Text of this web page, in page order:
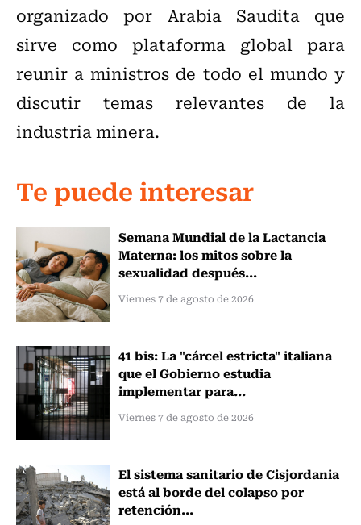
organizado por Arabia Saudita que
sirve como plataforma global para
reunir a ministros de todo el mundo y
discutir temas relevantes de la
industria minera.
Te puede interesar
Semana Mundial de la Lactancia
Materna: los mitos sobre la
sexualidad después...
Viernes 7 de agosto de 2026
41 bis: La "cárcel estricta" italiana
que el Gobierno estudia
implementar para...
Viernes 7 de agosto de 2026
El sistema sanitario de Cisjordania
está al borde del colapso por
retención...